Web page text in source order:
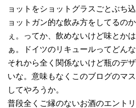
ョットをショットグラスごとぶち
ョットガン的な飲み方をしてるの
ぇ。ってか、飲めないけど味とか
ぁ。ドイツのリキュールってどんな
それから全く関係ないけど瓶のデ
いな。意味もなくこのブログのマ
してやろうか。
普段全くご縁のないお酒のエント